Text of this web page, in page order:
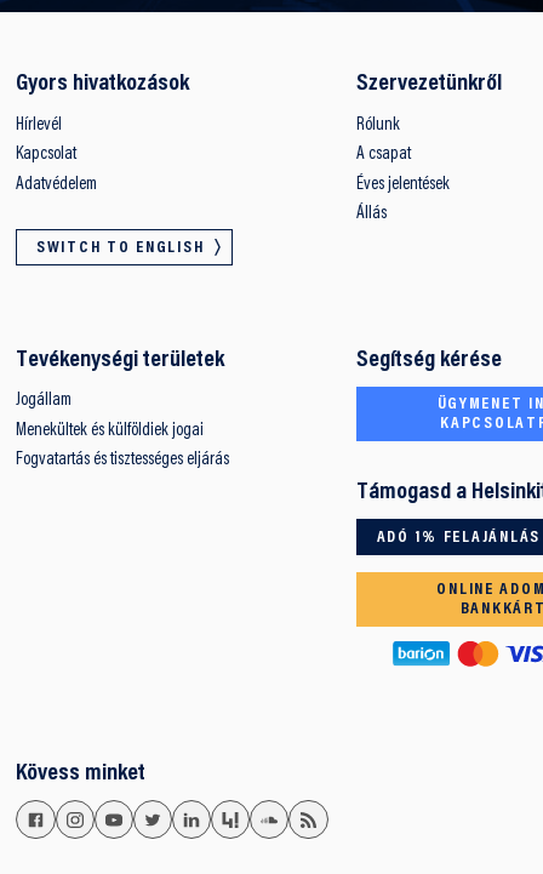
Gyors hivatkozások
Hírlevél
Kapcsolat
Adatvédelem
SWITCH TO ENGLISH
Szervezetünkről
Rólunk
A csapat
Éves jelentések
Állás
Tevékenységi területek
Jogállam
Menekültek és külföldiek jogai
Fogvatartás és tisztességes eljárás
Segítség kérése
ÜGYMENET
Támogasd a
ADÓ 1% FELAJÁNLÁS
ONLINE
Kövess minket